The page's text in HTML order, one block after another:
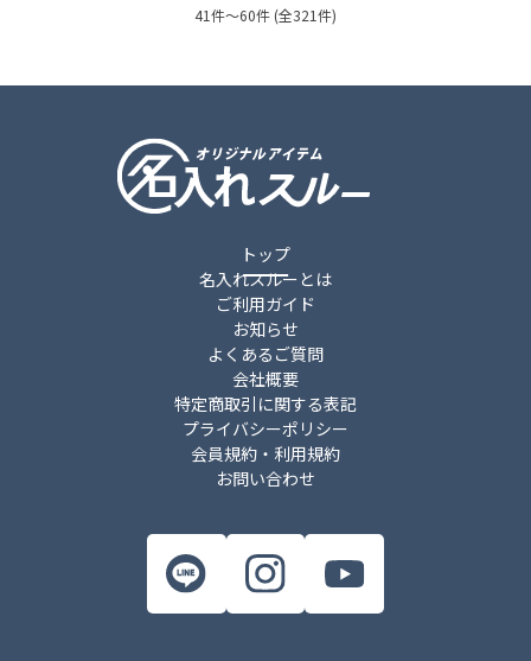
次
41件～60件 (全321件)
トップ
名入れスルーとは
ご利用ガイド
お知らせ
よくあるご質問
会社概要
特定商取引に関する表記
プライバシーポリシー
会員規約・利用規約
お問い合わせ